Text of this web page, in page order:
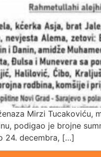
Mirzi
podigao je brojne
24. decembra, […]